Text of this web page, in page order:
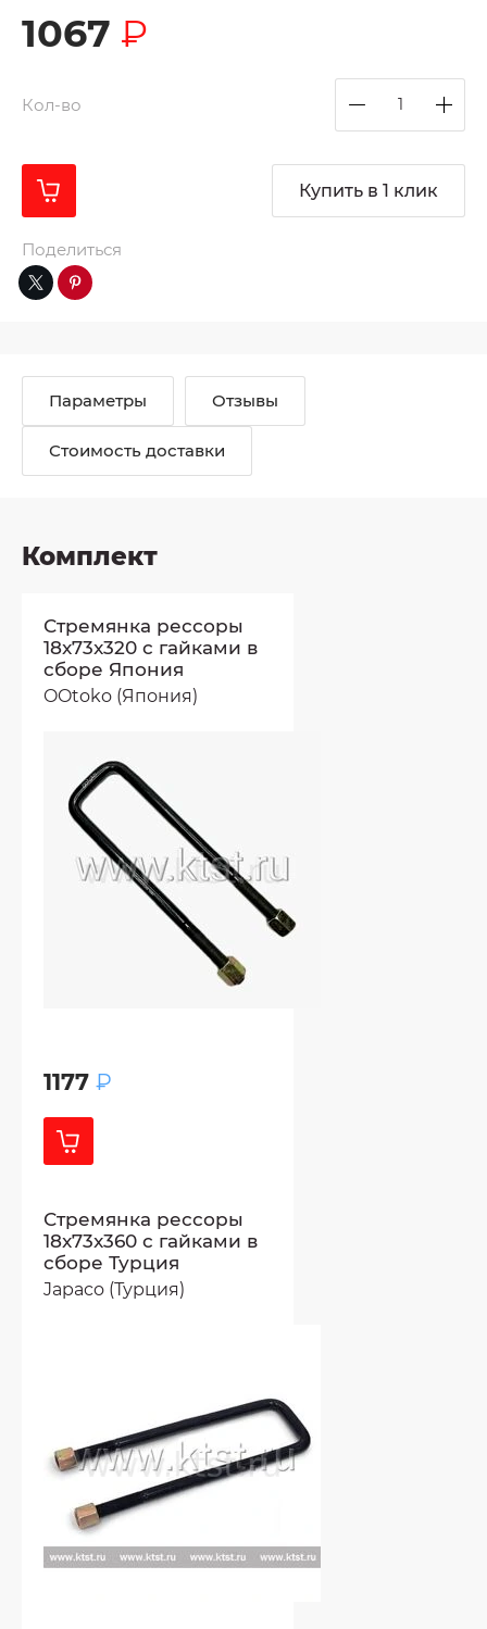
1067 ₽
Кол-во
Купить в 1 клик
Поделиться
Параметры Отзывы
Стоимость доставки
Комплект
Стремянка рессоры
18x73x320 с гайками в
сборе Япония
OOtoko (Япония)
1177 ₽
Стремянка рессоры
18x73x360 с гайками в
сборе Турция
Japaco (Турция)